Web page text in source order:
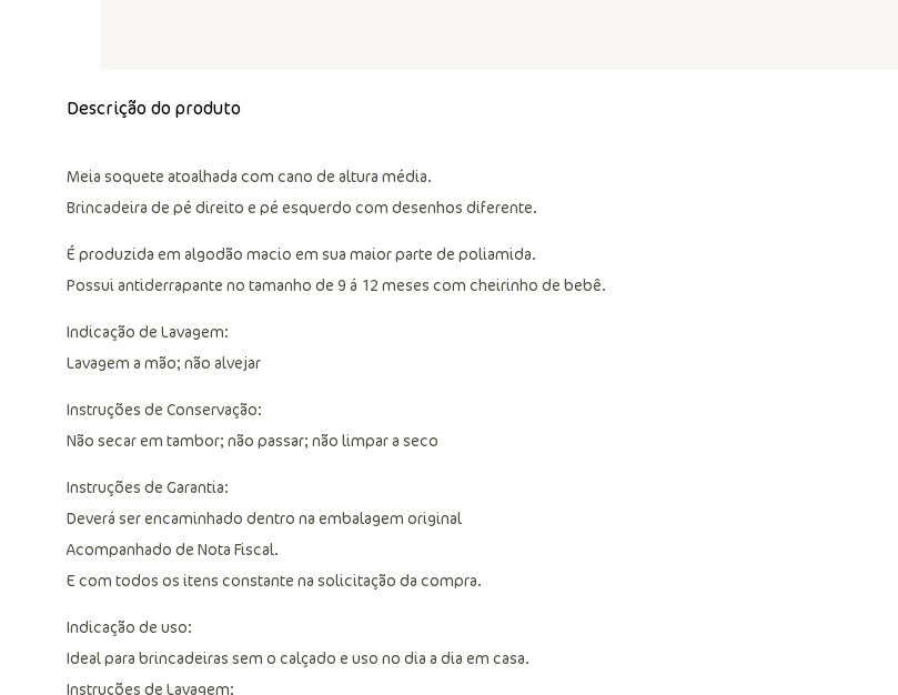
Descrição do produto
Meia soquete atoalhada com cano de altura média.
Brincadeira de pé direito e pé esquerdo com desenhos diferente.
É produzida em algodão macio em sua maior parte de poliamida.
Possui antiderrapante no tamanho de 9 á 12 meses com cheirinho de bebê.
Indicação de Lavagem:
Lavagem a mão; não alvejar
Instruções de Conservação:
Não secar em tambor; não passar; não limpar a seco
Instruções de Garantia:
Deverá ser encaminhado dentro na embalagem original
Acompanhado de Nota Fiscal.
E com todos os itens constante na solicitação da compra.
Indicação de uso:
Ideal para brincadeiras sem o calçado e uso no dia a dia em casa.
Instruções de Lavagem: